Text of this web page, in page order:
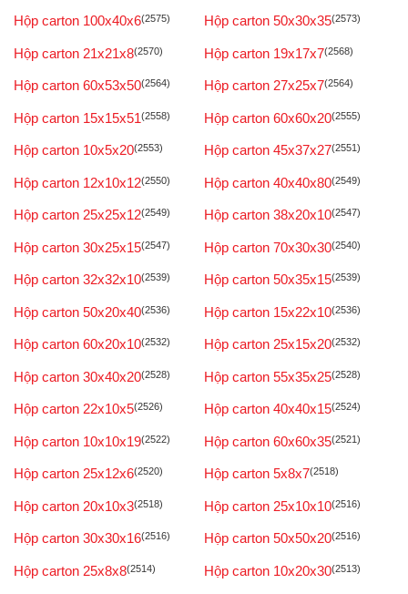
Hộp carton 100x40x6(2575) Hộp carton 50x30x35(2573)
Hộp carton 21x21x8(2570) Hộp carton 19x17x7(2568)
Hộp carton 60x53x50(2564) Hộp carton 27x25x7(2564)
Hộp carton 15x15x51(2558) Hộp carton 60x60x20(2555)
Hộp carton 10x5x20(2553) Hộp carton 45x37x27(2551)
Hộp carton 12x10x12(2550) Hộp carton 40x40x80(2549)
Hộp carton 25x25x12(2549) Hộp carton 38x20x10(2547)
Hộp carton 30x25x15(2547) Hộp carton 70x30x30(2540)
Hộp carton 32x32x10(2539) Hộp carton 50x35x15(2539)
Hộp carton 50x20x40(2536) Hộp carton 15x22x10(2536)
Hộp carton 60x20x10(2532) Hộp carton 25x15x20(2532)
Hộp carton 30x40x20(2528) Hộp carton 55x35x25(2528)
Hộp carton 22x10x5(2526) Hộp carton 40x40x15(2524)
Hộp carton 10x10x19(2522) Hộp carton 60x60x35(2521)
Hộp carton 25x12x6(2520) Hộp carton 5x8x7(2518)
Hộp carton 20x10x3(2518) Hộp carton 25x10x10(2516)
Hộp carton 30x30x16(2516) Hộp carton 50x50x20(2516)
Hộp carton 25x8x8(2514) Hộp carton 10x20x30(2513)